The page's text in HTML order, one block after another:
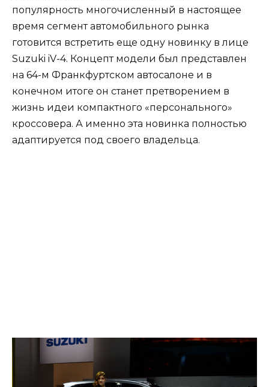
популярность многочисленный в настоящее
время сегмент автомобильного рынка
готовится встретить еще одну новинку в лице
Suzuki iV-4. Концепт модели был представлен
на 64-м Франкфуртском автосалоне и в
конечном итоге он станет претворением в
жизнь идеи компактного «персонального»
кроссовера. А именно эта новинка полностью
адаптируется под своего владельца.